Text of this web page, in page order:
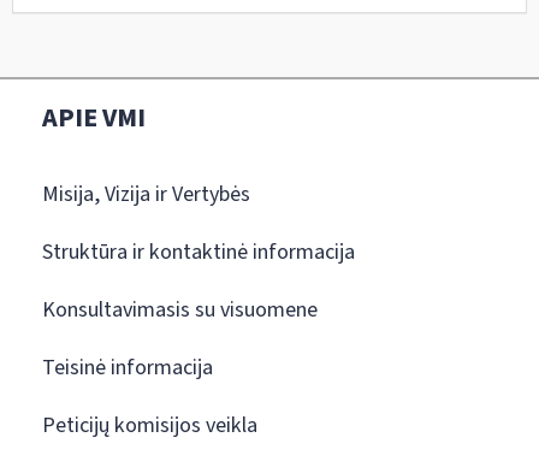
APIE VMI
Misija, Vizija ir Vertybės
Struktūra ir kontaktinė informacija
Konsultavimasis su visuomene
Teisinė informacija
Peticijų komisijos veikla